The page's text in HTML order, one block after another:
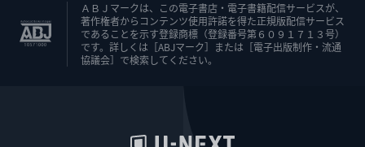
ＡＢＪマークは、この電子書店・電子書籍配信サービスが、
著作権者からコンテンツ使用許諾を得た正規版配信サービス
であることを示す登録商標（登録番号第６０９１７１３号）
です。詳しくは［ABJマーク］または［電子出版制作・流通
協議会］で検索してください。